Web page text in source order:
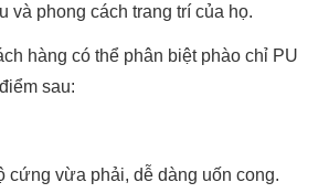
và phong cách trang trí của họ.
hàng có thể phân biệt phào chỉ PU
sau:
cứng vừa phải, dễ dàng uốn cong.